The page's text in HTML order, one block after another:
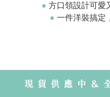
● 方口領設計可愛
● 一件洋裝搞定